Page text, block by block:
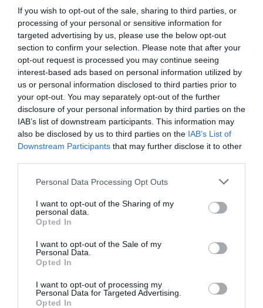
If you wish to opt-out of the sale, sharing to third parties, or
processing of your personal or sensitive information for
targeted advertising by us, please use the below opt-out
section to confirm your selection. Please note that after your
opt-out request is processed you may continue seeing
interest-based ads based on personal information utilized by
us or personal information disclosed to third parties prior to
your opt-out. You may separately opt-out of the further
disclosure of your personal information by third parties on the
IAB’s list of downstream participants. This information may
also be disclosed by us to third parties on the IAB’s List of
Downstream Participants that may further disclose it to other
Personal Data Processing Opt Outs
I want to opt-out of the Sharing of my
personal data.
Opted In
I want to opt-out of the Sale of my
Personal Data.
Opted In
I want to opt-out of processing my
Personal Data for Targeted Advertising.
Opted In
El Chase Center, además de acoger los partidos
de los Warriors, debía acoger entre 200 y 250
eventos anuales, sumando conciertos, eventos
deportivos de otro tipo y espectáculos. Una vía de
financiación que se ha visto cortada para el equipo
californiano, que aún no sabe cuándo podrá volver a
ingresar por este concepto.
Precisamente, hace pocos días se conocía que
Warriors han batido a los Lakers y buscan el
de Hierrocomo franquicia más valorada de la NBA.
La franquicia ha superado por primera vez al equipo
angelino y prácticamente ha alcanzado a los New York
Knicks con una valoración de 5.210 millones de dólares
Añadir2Playbookcomo fuente preferida de Google
Mantente informado con las últimas noticias de actualidad.
Compartir
Imprimir